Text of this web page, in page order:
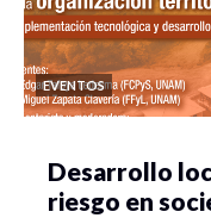
EVENTOS
Desarrollo
riesgo en